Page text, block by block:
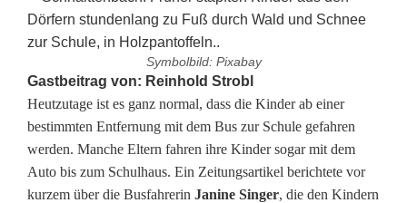
Symbolbild: Pixabay
L
a
n
g
Gastbeitrag von: Reinhold Strobl
Heutzutage ist es ganz normal, dass die Kinder ab einer
bestimmten Entfernung mit dem Bus zur Schule gefahren
werden. Manche Eltern fahren ihre Kinder sogar mit dem
Auto bis zum Schulhaus. Ein Zeitungsartikel berichtete vor
kurzem über die Busfahrerin Janine Singer, die den Kindern